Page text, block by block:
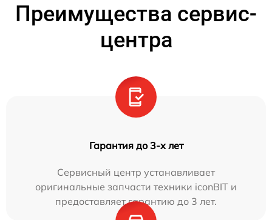
Преимущества сервис-
центра
Гарантия до 3-х лет
Сервисный центр устанавливает
оригинальные запчасти техники iconBIT и
предоставляет гарантию до 3 лет.